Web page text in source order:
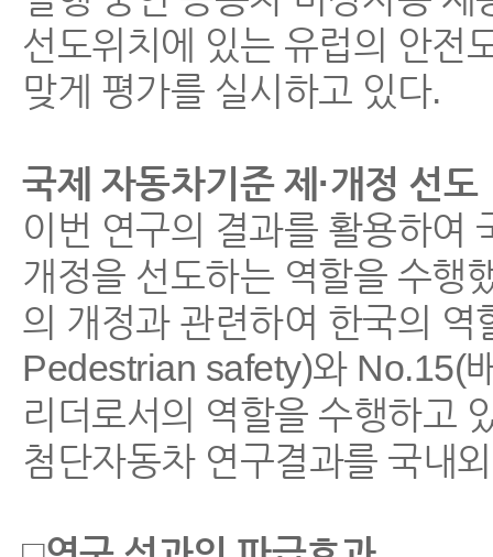
선도위치에 있는 유럽의 안전
맞게 평가를 실시하고 있다.
국제 자동차기준 제·개정 선도
이번 연구의 결과를 활용하여
개정을 선도하는 역할을 수행
의 개정과 관련하여 한국의
Pedestrian safety)와 No.15(
리더로서의 역할을 수행하고
첨단자동차 연구결과를 국내